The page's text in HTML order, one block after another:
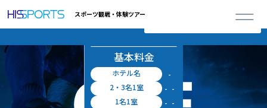
スポーツ観戦・体験ツアー
詳しく見る
合計ツアー0 円 ～ 閉じる
料金シミュレータ
基本料金
ホテル名
-
2・3名1室
- -
1名1室
- -
※上記料金に空港施設使用料・出入国税等が別途必要となります。